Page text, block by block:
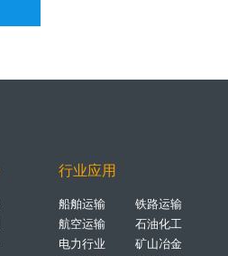
行业应用
船舶运输
铁路运输
航空运输
石油化工
电力行业
矿山冶金